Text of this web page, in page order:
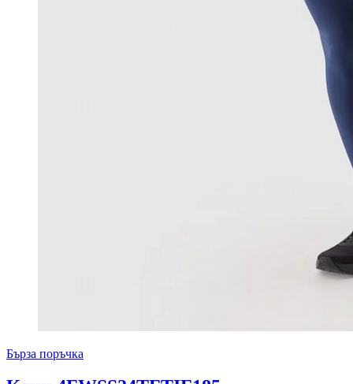
Бърза поръчка